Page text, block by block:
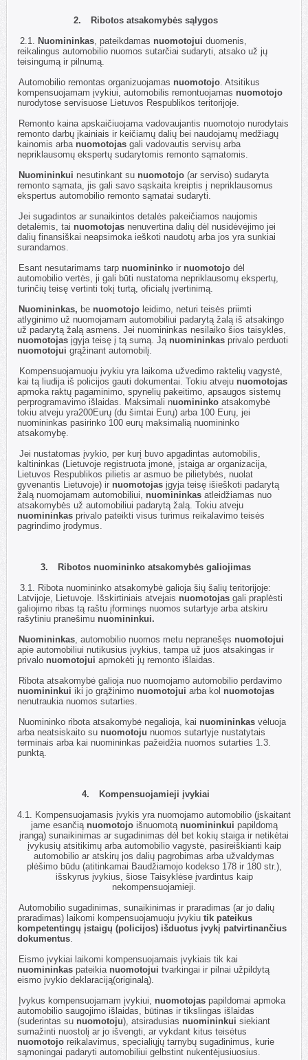
2.
Ribotos atsakomybės sąlygos
2.1. Nuomininkas, pateikdamas nuomotojui duomenis,
reikalingus automobilio nuomos sutarčiai sudaryti, atsako už jų
teisingumą ir pilnumą.
Automobilio remontas organizuojamas nuomotojo. Atsitikus
kompensuojamam įvykiui, automobilis remontuojamas nuomotojo
nurodytose servisuose Lietuvos Respublikos teritorijoje.
Remonto kaina apskaičiuojama vadovaujantis nuomotojo nurodytais
remonto darbų įkainiais ir keičiamų dalių bei naudojamų medžiagų
kainomis arba nuomotojas gali vadovautis servisų arba
nepriklausomų ekspertų sudarytomis remonto sąmatomis.
Nuomininkui nesutinkant su nuomotojo (ar serviso) sudaryta
remonto sąmata, jis gali savo sąskaita kreiptis į nepriklausomus
ekspertus automobilio remonto sąmatai sudaryti.
Jei sugadintos ar sunaikintos detalės pakeičiamos naujomis
detalėmis, tai nuomotojas nenuvertina dalių dėl nusidėvėjimo jei
dalių finansiškai neapsimoka ieškoti naudotų arba jos yra sunkiai
surandamos.
Esant nesutarimams tarp nuomininko ir nuomotojo dėl
automobilio vertės, ji gali būti nustatoma nepriklausomų ekspertų,
turinčių teisę vertinti tokį turtą, oficialų įvertinimą.
Nuomininkas, be nuomotojo leidimo, neturi teisės priimti
atlyginimo už nuomojamam automobiliui padarytą žalą iš atsakingo
už padarytą žalą asmens. Jei nuomininkas nesilaiko šios taisyklės,
nuomotojas įgyja teisę į tą sumą. Ją nuomininkas privalo perduoti
nuomotojui grąžinant automobilį.
Kompensuojamuoju įvykiu yra laikoma užvedimo raktelių vagystė,
kai tą liudija iš policijos gauti dokumentai. Tokiu atveju nuomotojas
apmoka raktų pagaminimo, spynelių pakeitimo, apsaugos sistemų
perprogramavimo išlaidas. Maksimali nuomininko atsakomybė
tokiu atveju yra200Eurų (du šimtai Eurų) arba 100 Eurų, jei
nuomininkas pasirinko 100 eurų maksimalią nuomininko
atsakomybę.
Jei nustatomas įvykio, per kurį buvo apgadintas automobilis,
kaltininkas (Lietuvoje registruota įmonė, įstaiga ar organizacija,
Lietuvos Respublikos pilietis ar asmuo be pilietybės, nuolat
gyvenantis Lietuvoje) ir nuomotojas įgyja teisę išieškoti padarytą
žalą nuomojamam automobiliui, nuomininkas atleidžiamas nuo
atsakomybės už automobiliui padarytą žalą. Tokiu atveju
nuomininkas privalo pateikti visus turimus reikalavimo teisės
pagrindimo įrodymus.
3.
Ribotos nuomininko atsakomybės galiojimas
3.1. Ribota nuomininko atsakomybė galioja šių šalių teritorijoje:
Latvijoje, Lietuvoje. Išskirtiniais atvejais nuomotojas gali praplėsti
galiojimo ribas tą raštu įforminęs nuomos sutartyje arba atskiru
rašytiniu pranešimu nuomininkui.
Nuomininkas, automobilio nuomos metu nepranešęs nuomotojui
apie automobiliui nutikusius įvykius, tampa už juos atsakingas ir
privalo nuomotojui apmokėti jų remonto išlaidas.
Ribota atsakomybė galioja nuo nuomojamo automobilio perdavimo
nuomininkui iki jo grąžinimo nuomotojui arba kol nuomotojas
nenutraukia nuomos sutarties.
Nuomininko ribota atsakomybė negalioja, kai nuomininkas vėluoja
arba neatsiskaito su nuomotoju nuomos sutartyje nustatytais
terminais arba kai nuomininkas pažeidžia nuomos sutarties 1.3.
punktą.
4.
Kompensuojamieji įvykiai
4.1. Kompensuojamasis įvykis yra nuomojamo automobilio (įskaitant
jame esančią nuomotojoišnuomotą nuomininkui papildomą
įrangą) sunaikinimas ar sugadinimas dėl bet kokių staiga ir netikėtai
įvykusių atsitikimų arba automobilio vagystė, pasireiškianti kaip
automobilio ar atskirų jos dalių pagrobimas arba užvaldymas
plėšimo būdu (atitinkamai Baudžiamojo kodekso 178 ir 180 str.),
išskyrus įvykius, šiose Taisyklėse įvardintus kaip
nekompensuojamieji.
Automobilio sugadinimas, sunaikinimas ir praradimas (ar jo dalių
praradimas) laikomi kompensuojamuoju įvykiu tik pateikus
kompetentingų įstaigų (policijos) išduotus įvykį patvirtinančius
dokumentus.
Eismo įvykiai laikomi kompensuojamais įvykiais tik kai
nuomininkas pateikia nuomotojui tvarkingai ir pilnai užpildytą
eismo įvykio deklaraciją(originalą).
Įvykus kompensuojamam įvykiui, nuomotojas papildomai apmoka
automobilio saugojimo išlaidas, būtinas ir tikslingas išlaidas
(suderintas su nuomotoju), atsiradusias nuomininkui siekiant
sumažinti nuostolį ar jo išvengti, ar vykdant kitus teisėtus
nuomotojo reikalavimus, specialiųjų tarnybų sugadinimus, kurie
sąmoningai padaryti automobiliui gelbstint nukentėjusiuosius.